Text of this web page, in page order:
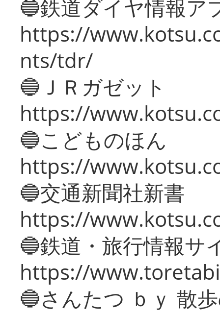
🔵鉄道ダイヤ情報ア
https://
nts/tdr/
🔵ＪＲガゼット
https://
🔵こどものほん
https://
🔵交通新聞社新書
https://
🔵鉄道・旅行情報サ
https://
🔵さんたつ ｂｙ 散